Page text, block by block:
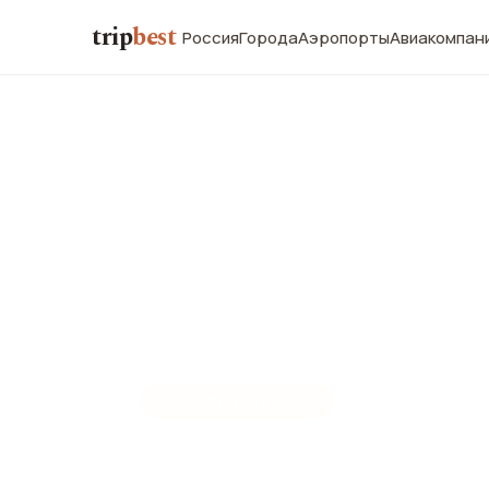
tripbest РоссияГородаАэропорты